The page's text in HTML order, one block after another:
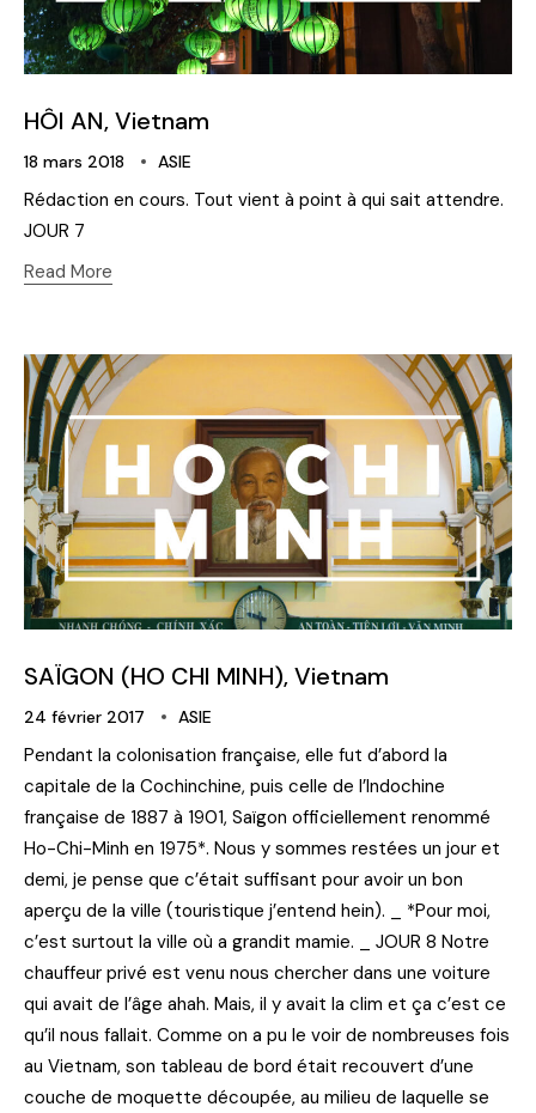
HÔI AN, Vietnam
18 mars 2018 ASIE
Rédaction en cours. Tout vient à point à qui sait attendre.
JOUR 7
Read More
SAÏGON (HO CHI MINH), Vietnam
24 février 2017 ASIE
Pendant la colonisation française, elle fut d’abord la
capitale de la Cochinchine, puis celle de l’Indochine
française de 1887 à 1901, Saïgon officiellement renommé
Ho-Chi-Minh en 1975*. Nous y sommes restées un jour et
demi, je pense que c’était suffisant pour avoir un bon
aperçu de la ville (touristique j’entend hein). _ *Pour moi,
c’est surtout la ville où a grandit mamie. _ JOUR 8 Notre
chauffeur privé est venu nous chercher dans une voiture
qui avait de l’âge ahah. Mais, il y avait la clim et ça c’est ce
qu’il nous fallait. Comme on a pu le voir de nombreuses fois
au Vietnam, son tableau de bord était recouvert d’une
couche de moquette découpée, au milieu de laquelle se